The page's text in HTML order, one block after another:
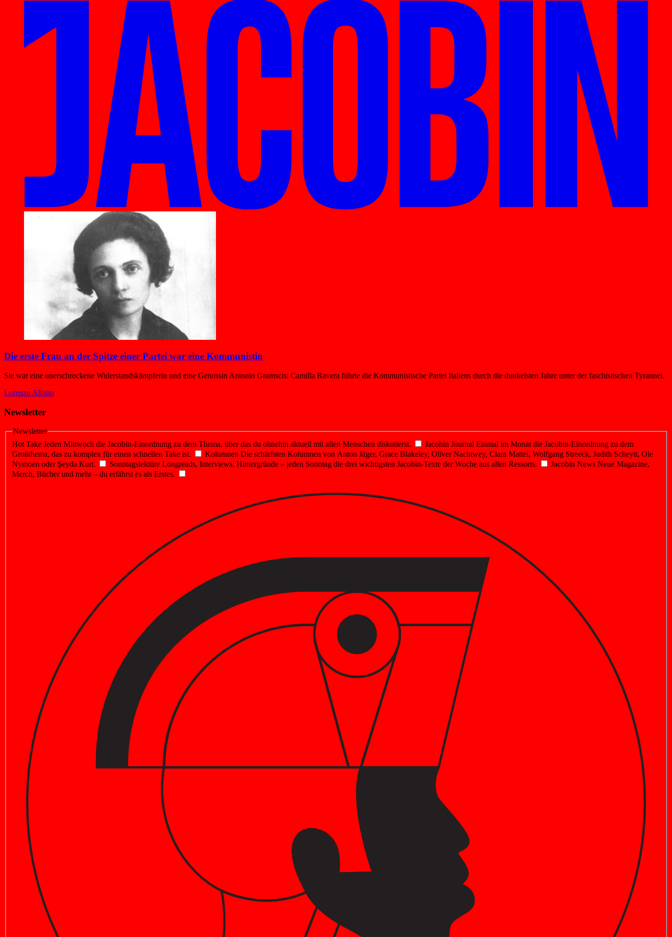
Die erste Frau an der Spitze einer Partei war eine Kommunistin
Sie war eine unerschrockene Widerstandskämpferin und eine Genossin Antonio Gramscis: Camilla Ravera führte die Kommunistische Partei Italiens durch die dunkelsten Jahre unter der faschistischen Tyrannei.
Lorenzo Alfano
Newsletter
Newsletter
Hot Take Jeden Mittwoch die Jacobin-Einordnung zu dem Thema, über das du ohnehin aktuell mit allen Menschen diskutierst. Jacobin Journal Einmal im Monat die Jacobin-Einordnung zu dem
Großthema, das zu komplex für einen schnellen Take ist.
Kolumnen Die schärfsten Kolumnen von Anton Jäger, Grace Blakeley, Oliver Nachtwey, Clara Mattei, Wolfgang Streeck, Judith Scheytt, Ole
Nymoen oder Şeyda Kurt.
Sonntagslektüre Longreads, Interviews, Hintergründe – jeden Sonntag die drei wichtigsten Jacobin-Texte der Woche aus allen Ressorts. Jacobin News Neue Magazine,
Merch, Bücher und mehr – du erfährst es als Erstes.